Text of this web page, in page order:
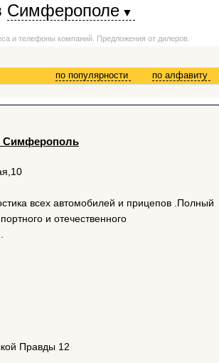
Симферополе
и телефоны компаний. Предложения от дилеров.
по алфавиту
по популярности
Симферополь
всех автомобилей и прицепов .Полный
и отечественного
Правды 12